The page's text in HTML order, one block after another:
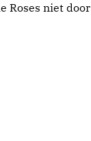
Roses niet door